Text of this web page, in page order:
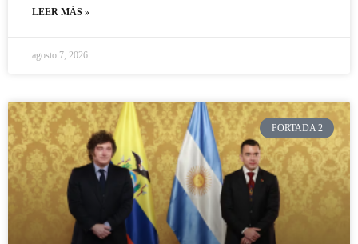
LEER MÁS »
agosto 7, 2026
PORTADA 2